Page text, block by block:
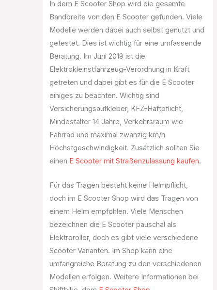
In dem E Scooter Shop wird die gesamte
Bandbreite von den E Scooter gefunden. Viele
Modelle werden dabei auch selbst genutzt und
getestet. Dies ist wichtig für eine umfassende
Beratung. Im Juni 2019 ist die
Elektrokleinstfahrzeug-Verordnung in Kraft
getreten und dabei gibt es für die E Scooter
einiges zu beachten. Wichtig sind
Versicherungsaufkleber, KFZ-Haftpflicht,
Mindestalter 14 Jahre, Verkehrsraum wie
Fahrrad und maximal zwanzig km/h
Höchstgeschwindigkeit. Zusätzlich sollten Sie
einen E Scooter mit Straßenzulassung kaufen.
Für das Tragen besteht keine Helmpflicht,
doch im E Scooter Shop wird das Tragen von
einem Helm empfohlen. Viele Menschen
bezeichnen die E Scooter pauschal als
Elektroroller, doch es gibt viele verschiedene
Scooter Varianten. Im Shop kann eine
umfangreiche Beratung zu den verschiedenen
Modellen erfolgen. Weitere Informationen bei